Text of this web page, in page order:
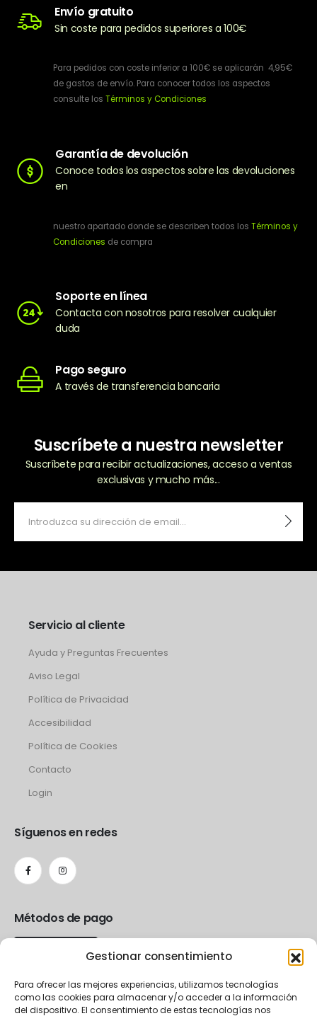
Gestionar consentimiento
Para ofrecer las mejores experiencias, utilizamos tecnologías
como las cookies para almacenar y/o acceder a la información
del dispositivo. El consentimiento de estas tecnologías nos
Envío gratuito
Sin coste para pedidos superiores a 100€
Para pedidos con coste inferior a 100€ se aplicarán 4,95€
de gastos de envío. Para conocer todos los aspectos
consulte los Términos y Condiciones
Garantía de devolución
Conoce todos los aspectos sobre las devoluciones
en
nuestro apartado donde se describen todos los Términos y
Condiciones de compra
Soporte en línea
Contacta con nosotros para resolver cualquier
duda
Pago seguro
A través de transferencia bancaria
Suscríbete a nuestra newsletter
Suscríbete para recibir actualizaciones, acceso a ventas
exclusivas y mucho más...
Servicio al cliente
Ayuda y Preguntas Frecuentes
Aviso Legal
Política de Privacidad
Accesibilidad
Política de Cookies
Contacto
Login
Síguenos en redes
Métodos de pago